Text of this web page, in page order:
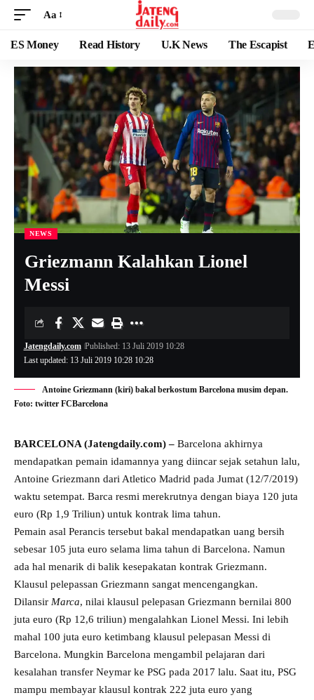
Aa
ES Money Read History U.K News The Escapist
NEWS
Griezmann Kalahkan Lionel
Messi
Last updated: 13 Juli 2019 10:28 10:28
Jatengdaily.com Published: 13 Juli 2019 10:28
Antoine Griezmann (kiri) bakal berkostum Barcelona musim depan.
Foto: twitter FCBarcelona
BARCELONA (Jatengdaily.com) – Barcelona akhirnya
mendapatkan pemain idamannya yang diincar sejak setahun lalu,
Antoine Griezmann dari Atletico Madrid pada Jumat (12/7/2019)
waktu setempat. Barca resmi merekrutnya dengan biaya 120 juta
euro (Rp 1,9 Triliun) untuk kontrak lima tahun.
Pemain asal Perancis tersebut bakal mendapatkan uang bersih
sebesar 105 juta euro selama lima tahun di Barcelona. Namun
ada hal menarik di balik kesepakatan kontrak Griezmann.
Klausul pelepassan Griezmann sangat mencengangkan.
Dilansir Marca, nilai klausul pelepasan Griezmann bernilai 800
juta euro (Rp 12,6 triliun) mengalahkan Lionel Messi. Ini lebih
mahal 100 juta euro ketimbang klausul pelepasan Messi di
Barcelona. Mungkin Barcelona mengambil pelajaran dari
kesalahan transfer Neymar ke PSG pada 2017 lalu. Saat itu, PSG
mampu membayar klausul kontrak 222 juta euro yang